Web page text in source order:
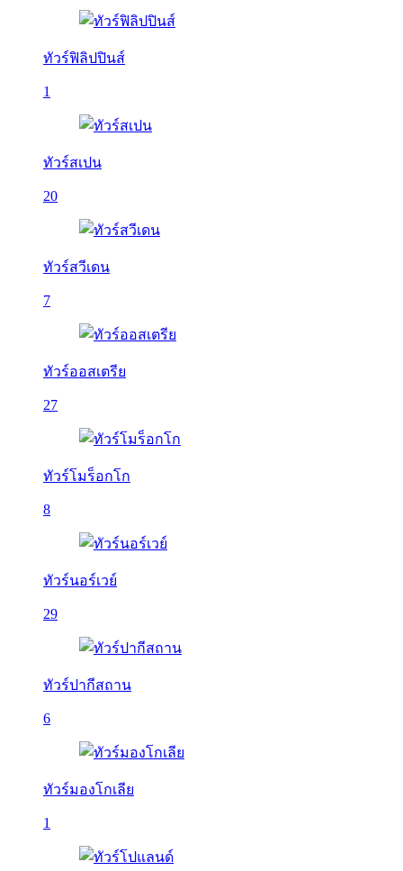
ทัวร์ฟิลิปปินส์
1
ทัวร์สเปน
20
ทัวร์สวีเดน
7
ทัวร์ออสเตรีย
27
ทัวร์โมร็อกโก
8
ทัวร์นอร์เวย์
29
ทัวร์ปากีสถาน
6
ทัวร์มองโกเลีย
1